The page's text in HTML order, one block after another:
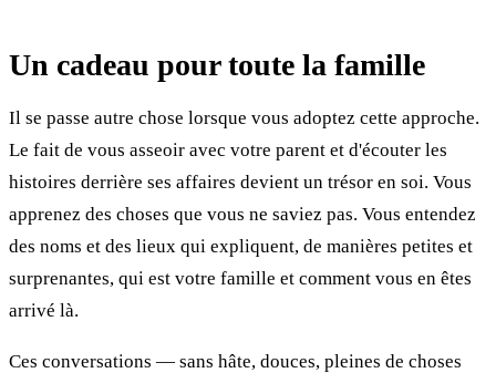
Un cadeau pour toute la famille
Il se passe autre chose lorsque vous adoptez cette approche.
Le fait de vous asseoir avec votre parent et d'écouter les
histoires derrière ses affaires devient un trésor en soi. Vous
apprenez des choses que vous ne saviez pas. Vous entendez
des noms et des lieux qui expliquent, de manières petites et
surprenantes, qui est votre famille et comment vous en êtes
arrivé là.
Ces conversations — sans hâte, douces, pleines de choses